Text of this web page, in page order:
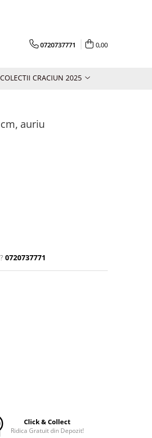
0720737771 0,00
COLECTII CRACIUN 2025
auriu
0720737771
Click & Collect
Ridica Gratuit din Depozit!